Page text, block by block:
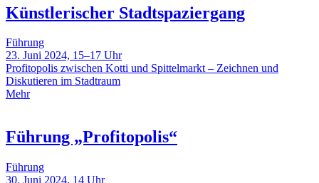
Künstlerischer Stadtspaziergang
Führung
23. Juni 2024, 15–17 Uhr
Profitopolis zwischen Kotti und Spittelmarkt – Zeichnen und
Diskutieren im Stadtraum
Mehr
Führung „Profitopolis“
Führung
30. Juni 2024, 14 Uhr